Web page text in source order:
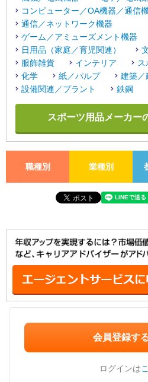
コンピューター／OA機器／通信
通信／ネットワーク機器
ゲーム／アミューズメント機器
日用品（家庭／育児関連）
服飾雑貨
インテリア
化学
紙／パルプ
建築／
設備関連／プラント
鉄鋼
スポーツ用品メーカー
職種別 業種別
会員登録す
ログインは